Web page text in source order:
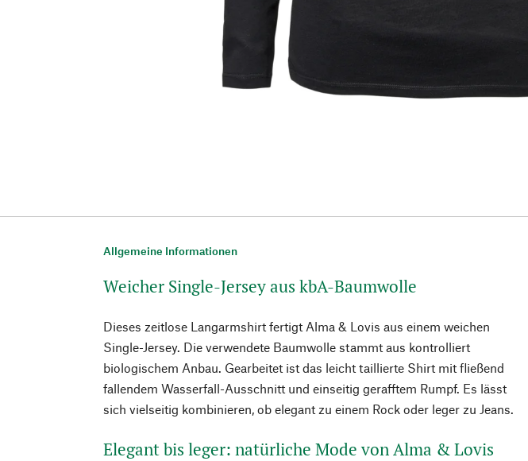
Allgemeine Informationen
Weicher Single-Jersey aus kbA-Baumwolle
Dieses zeitlose Langarmshirt fertigt Alma & Lovis aus einem weichen
Single-Jersey. Die verwendete Baumwolle stammt aus kontrolliert
biologischem Anbau. Gearbeitet ist das leicht taillierte Shirt mit fließend
fallendem Wasserfall-Ausschnitt und einseitig gerafftem Rumpf. Es lässt
sich vielseitig kombinieren, ob elegant zu einem Rock oder leger zu Jeans.
Elegant bis leger: natürliche Mode von Alma & Lovis